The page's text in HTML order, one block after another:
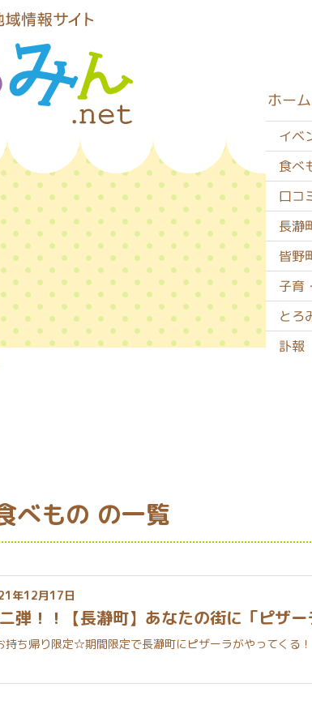
ネッ
ホーム
イベ
食べ
口コ
長瀞
皆野
子育
とろ
訃報
べもの の一覧
年12月17日
弾！！【長瀞町】あなたの街に「ピザ
ち帰り限定☆期間限定で長瀞町にピザーラがやってくる！